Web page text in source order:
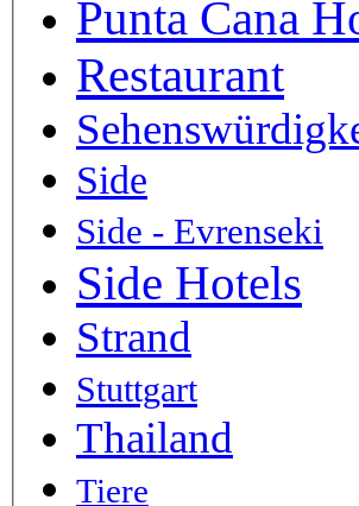
Punta Cana
Restaurant
Side
Side - Evrenseki
Side Hotels
Strand
Stuttgart
Thailand
Tiere